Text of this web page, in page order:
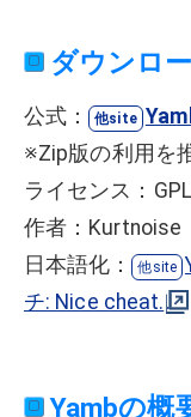
ダウンロ
公式：
※Zip版の利用を
ライセンス：
作者：Kurtnoise
日本語化：
チ: Nice cheat.
Yambの概